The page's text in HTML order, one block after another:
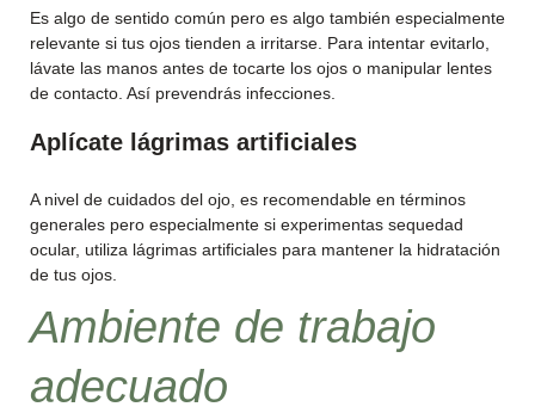
Es algo de sentido común pero es algo también especialmente
relevante si tus ojos tienden a irritarse. Para intentar evitarlo,
lávate las manos antes de tocarte los ojos o manipular lentes
de contacto. Así prevendrás infecciones.
Aplícate lágrimas artificiales
A nivel de cuidados del ojo, es recomendable en términos
generales pero especialmente si experimentas sequedad
ocular, utiliza lágrimas artificiales para mantener la hidratación
de tus ojos.
Ambiente de trabajo
adecuado